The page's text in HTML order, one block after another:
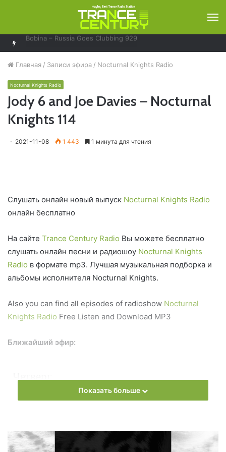
Главная / Записи эфира / Nocturnal Knights Radio
Nocturnal Knights Radio
Jody 6 and Joe Davies – Nocturnal
Knights 114
2021-11-08 1 443 1 минута для чтения
Слушать онлайн новый выпуск Nocturnal Knights Radio
онлайн бесплатно
На сайте Trance Century Radio Вы можете бесплатно
слушать онлайн песни и радиошоу Nocturnal Knights
Radio в формате mp3. Лучшая музыкальная подборка и
альбомы исполнителя Nocturnal Knights.
Also you can find all episodes of radioshow Nocturnal
Knights Radio Free Listen and Download MP3
Ближайший эфир:
Четверг
Nocturnal Knights Radio
Показать больше